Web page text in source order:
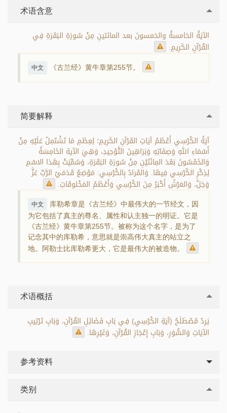
术语含意
الآيَةُ الخامسةُ والخمسونَ بعد المائتينِ مِنْ سُورَةِ البَقَرَةِ فِي
القُرْآنِ الكَرِيمِ.
中文 《古兰经》黄牛章第255节。
简要解释
آيَةُ الكُرْسِي أَعْظَمُ آيَاتِ القَرْآنِ الكَرِيمِ؛ لِعِظَمِ مَا تَشْتَمِلُ عَلَيْهِ مِنْ
أَسْمَاءِ اللهِ وَصِفَاتِهِ وَبَرَاهِينَ التَّوْحِيدِ، وَهِيَ الآية الخَامِسَةُ
وَالخَمْسُونَ بَعْدَ المِائَتَيْنِ مِنْ سُورَةِ البَقَرَةِ، وَسُمِّيَتْ بِهَذا الاسْمِ
لِذِكْرِ الكُرْسِي فِيهَا. وَالمُرادُ بِالكُرْسِي: مَوْضِعُ قَدَمَيْ الرَّبِّ عَزَّ
وَجَلَّ، وَالعَرْشُ أَكْبَرُ مِنَ الكُرْسِي وَأَعْظَمُ المَخْلوقَاتِ.
中文 库勒希章是《古兰经》中最伟大的一节经文，因
为它包括了真主的尊名、属性和认主独一的明证。它是
《古兰经》黄牛章第255节。被称为这个名字，是为了
记念其中的库勒希，意思就是崇高伟大真主的站立之
地。阿勒士比库勒希更大，它是最伟大的被造物。
术语概括
يَرِدُ مُصْطَلَحُ (آيَةِ الكُرْسِي) فِي بَابِ فَضَائِلِ القُرْآنِ، وَبَابِ تَرْتِيبِ
الآيَاتِ وَالسُّوَرِ، وَبَابِ إِعْجَازِ القُرْآنِ، وَغَيْرِهَا.
参考资料
类别